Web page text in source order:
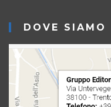
DOVE SIAMO